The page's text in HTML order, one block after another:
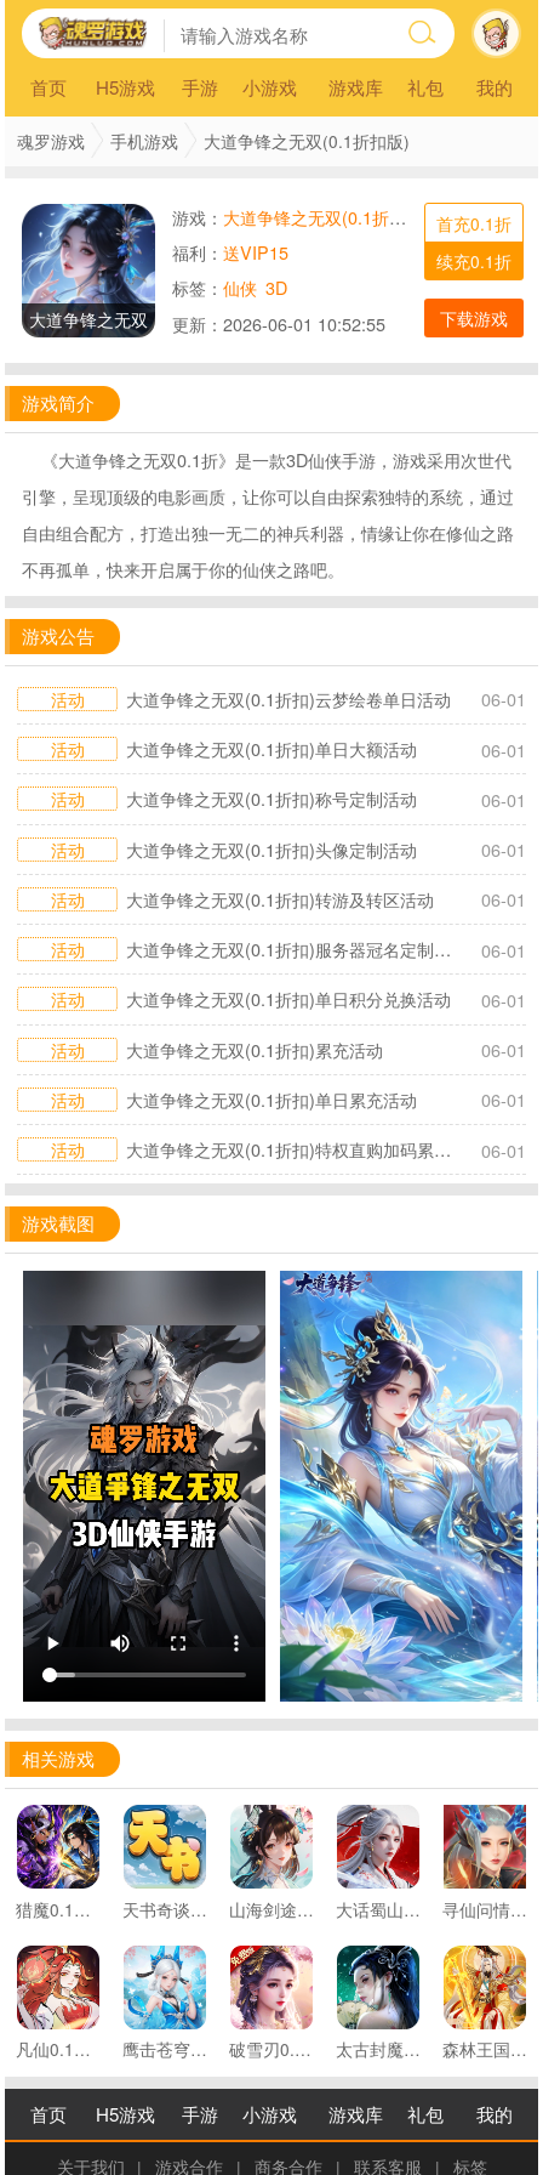
首页 H5游戏 手游 小游戏 游戏库 礼包 我的
魂罗游戏 手机游戏 大道争锋之无双(0.1折扣版)
大道争锋之无双
游戏： 大道争锋之无双(0.1折扣版)
福利： 送VIP15
标签： 仙侠 3D
更新： 2026-06-01 10:52:55
首充0.1折
续充0.1折
下载游戏
游戏简介
《大道争锋之无双0.1折》是一款3D仙侠手游，游戏采用次世代
引擎，呈现顶级的电影画质，让你可以自由探索独特的系统，通过
自由组合配方，打造出独一无二的神兵利器，情缘让你在修仙之路
不再孤单，快来开启属于你的仙侠之路吧。
游戏公告
活动 大道争锋之无双(0.1折扣)云梦绘卷单日活动
06-01
活动
大道争锋之无双(0.1折扣)单日大额活动
06-01
活动
大道争锋之无双(0.1折扣)称号定制活动
06-01
活动
大道争锋之无双(0.1折扣)头像定制活动
06-01
活动
大道争锋之无双(0.1折扣)转游及转区活动
06-01
活动
大道争锋之无双(0.1折扣)服务器冠名定制活动
06-01
活动
大道争锋之无双(0.1折扣)单日积分兑换活动
06-01
活动
大道争锋之无双(0.1折扣)累充活动
06-01
活动
大道争锋之无双(0.1折扣)单日累充活动
06-01
活动
大道争锋之无双(0.1折扣)特权直购加码累充活动 06-01
游戏截图
相关游戏
猎魔0.1折每日送648代金 天书奇谈0.05折扣版 山海剑途3.5折扣版 大话蜀山0.1折每日2000代金 寻仙问情记仙梦奇缘
凡仙0.1折日送2000极速修仙 鹰击苍穹0.05折武动飞仙 破雪刃0.1折2W免费版 太古封魔录2灵霄服 森林王国0.1折仙魔至尊战场
首页 H5游戏 手游 小游戏 游戏库 礼包 我的
关于我们 | 游戏合作 | 商务合作 | 联系客服 | 标签